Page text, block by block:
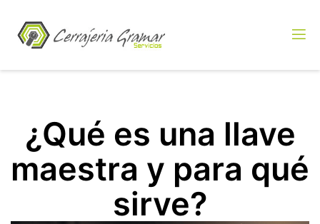
¿Qué es una llave
maestra y para qué
sirve?